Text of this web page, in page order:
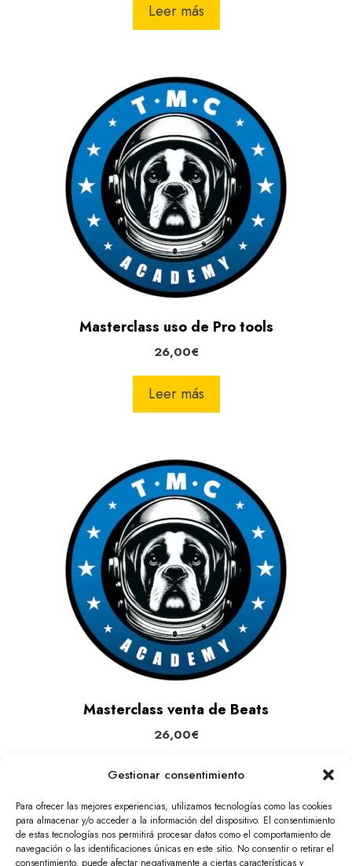
Gestionar consentimiento
Para ofrecer las mejores experiencias, utilizamos tecnologías como las cookies
para almacenar y/o acceder a la información del dispositivo. El consentimiento
de estas tecnologías nos permitirá procesar datos como el comportamiento de
navegación o las identificaciones únicas en este sitio. No consentir o retirar el
consentimiento, puede afectar negativamente a ciertas características y
Leer más
Masterclass uso de Pro tools
26,00€
Leer más
Masterclass venta de Beats
26,00€
Leer más
← 1 2 3 … 5 6 7 8 9 →